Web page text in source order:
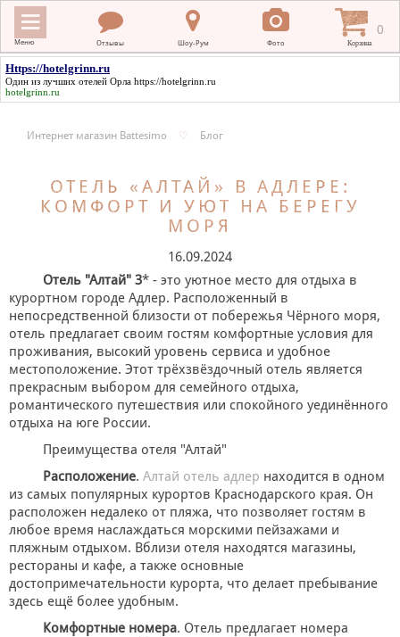
0
Корзина
Меню
КРЕСТИЛЬНАЯ ВЫШИВКА
ПЛАТКИ В ХРАМ
МЕРНЫЕ ИКОНЫ
ДЛЯ НОВОРОЖДЕННЫХ
+
НАРЯДНАЯ ОДЕЖДА ДЛЯ ДЕТЕЙ
Фотогалерея
+
Помощь покупателю
Интересное о крещении ребенка
ИМЕННАЯ ВЫШИВКА
Отзывы Шоу-Рум Фото
Https://hotelgrinn.ru
Один из лучших отелей Орла https://hotelgrinn.ru
hotelgrinn.ru
Интернет магазин Battesimo ♡ Блог
ОТЕЛЬ «АЛТАЙ» В АДЛЕРЕ:
КОМФОРТ И УЮТ НА БЕРЕГУ
МОРЯ
16.09.2024
Отель "Алтай" 3* - это уютное место для отдыха в
курортном городе Адлер. Расположенный в
непосредственной близости от побережья Чёрного моря,
отель предлагает своим гостям комфортные условия для
проживания, высокий уровень сервиса и удобное
местоположение. Этот трёхзвёздочный отель является
прекрасным выбором для семейного отдыха,
романтического путешествия или спокойного уединённого
отдыха на юге России.
Преимущества отеля "Алтай"
Расположение. Алтай отель адлер находится в одном
из самых популярных курортов Краснодарского края. Он
расположен недалеко от пляжа, что позволяет гостям в
любое время наслаждаться морскими пейзажами и
пляжным отдыхом. Вблизи отеля находятся магазины,
рестораны и кафе, а также основные
достопримечательности курорта, что делает пребывание
здесь ещё более удобным.
Комфортные номера. Отель предлагает номера